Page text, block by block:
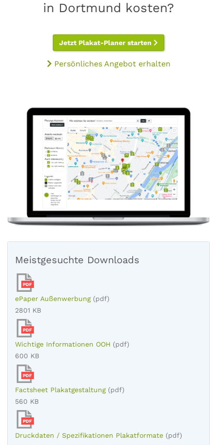
in Dortmund kosten?
Jetzt Plakat-Planer starten
Persönliches Angebot erhalten
Meistgesuchte Downloads
PDF
ePaper Außenwerbung (pdf)
2801 KB
PDF
Wichtige Informationen OOH (pdf)
600 KB
PDF
Factsheet Plakatgestaltung (pdf)
560 KB
PDF
Druckdaten / Spezifikationen Plakatformate (pdf)